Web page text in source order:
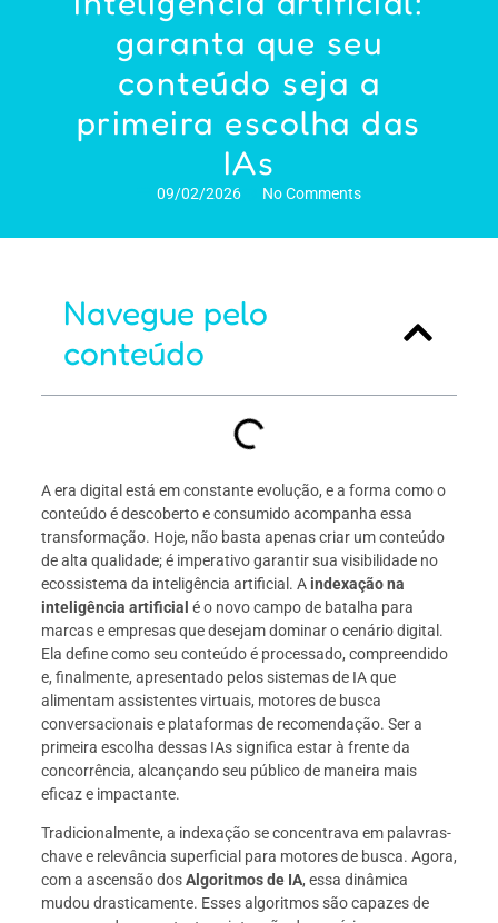
garanta que seu
conteúdo seja a
primeira escolha das
IAs
09/02/2026 No Comments
Navegue pelo
conteúdo
A era digital está em constante evolução, e a forma como o
conteúdo é descoberto e consumido acompanha essa
transformação. Hoje, não basta apenas criar um conteúdo
de alta qualidade; é imperativo garantir sua visibilidade no
ecossistema da inteligência artificial. A indexação na
inteligência artificial é o novo campo de batalha para
marcas e empresas que desejam dominar o cenário digital.
Ela define como seu conteúdo é processado, compreendido
e, finalmente, apresentado pelos sistemas de IA que
alimentam assistentes virtuais, motores de busca
conversacionais e plataformas de recomendação. Ser a
primeira escolha dessas IAs significa estar à frente da
concorrência, alcançando seu público de maneira mais
eficaz e impactante.
Tradicionalmente, a indexação se concentrava em palavras-
chave e relevância superficial para motores de busca. Agora,
com a ascensão dosAlgoritmos de IA, essa dinâmica
mudou drasticamente. Esses algoritmos são capazes de